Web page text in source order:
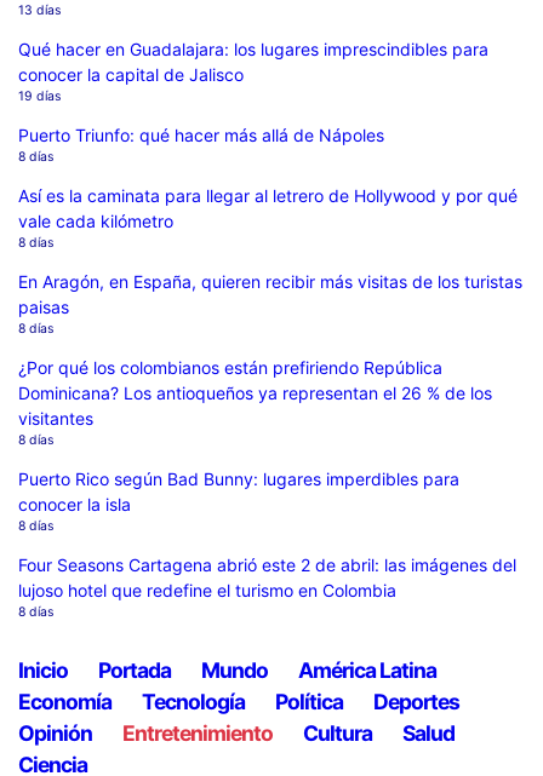
13 días
Qué hacer en Guadalajara: los lugares imprescindibles para
conocer la capital de Jalisco
19 días
Puerto Triunfo: qué hacer más allá de Nápoles
8 días
Así es la caminata para llegar al letrero de Hollywood y por qué
vale cada kilómetro
8 días
En Aragón, en España, quieren recibir más visitas de los turistas
paisas
8 días
¿Por qué los colombianos están prefiriendo República
Dominicana? Los antioqueños ya representan el 26 % de los
visitantes
8 días
Puerto Rico según Bad Bunny: lugares imperdibles para
conocer la isla
8 días
Four Seasons Cartagena abrió este 2 de abril: las imágenes del
lujoso hotel que redefine el turismo en Colombia
8 días
Inicio Portada Mundo
América Latina
Economía
Tecnología Política
Deportes
Opinión
Entretenimiento Cultura
Salud
Ciencia